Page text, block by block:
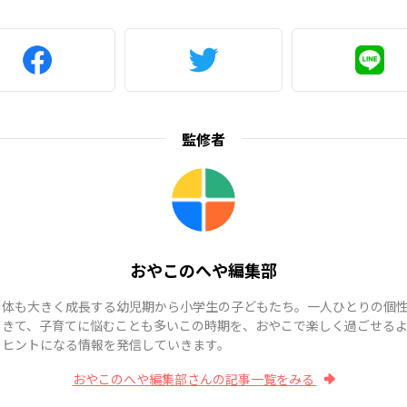
監修者
おやこのへや編集部
も大きく成長する幼児期から小学生の子どもたち。一人ひとりの個
て、子育てに悩むことも多いこの時期を、おやこで楽しく過ごせるよ
ントになる情報を発信していきます。
おやこのへや編集部さんの記事一覧をみる